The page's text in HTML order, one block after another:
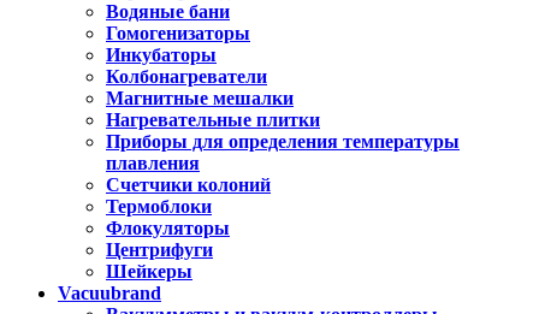
Водяные бани
Гомогенизаторы
Инкубаторы
Колбонагреватели
Магнитные мешалки
Нагревательные плитки
Приборы для определения температуры
плавления
Счетчики колоний
Термоблоки
Флокуляторы
Центрифуги
Шейкеры
Vacuubrand